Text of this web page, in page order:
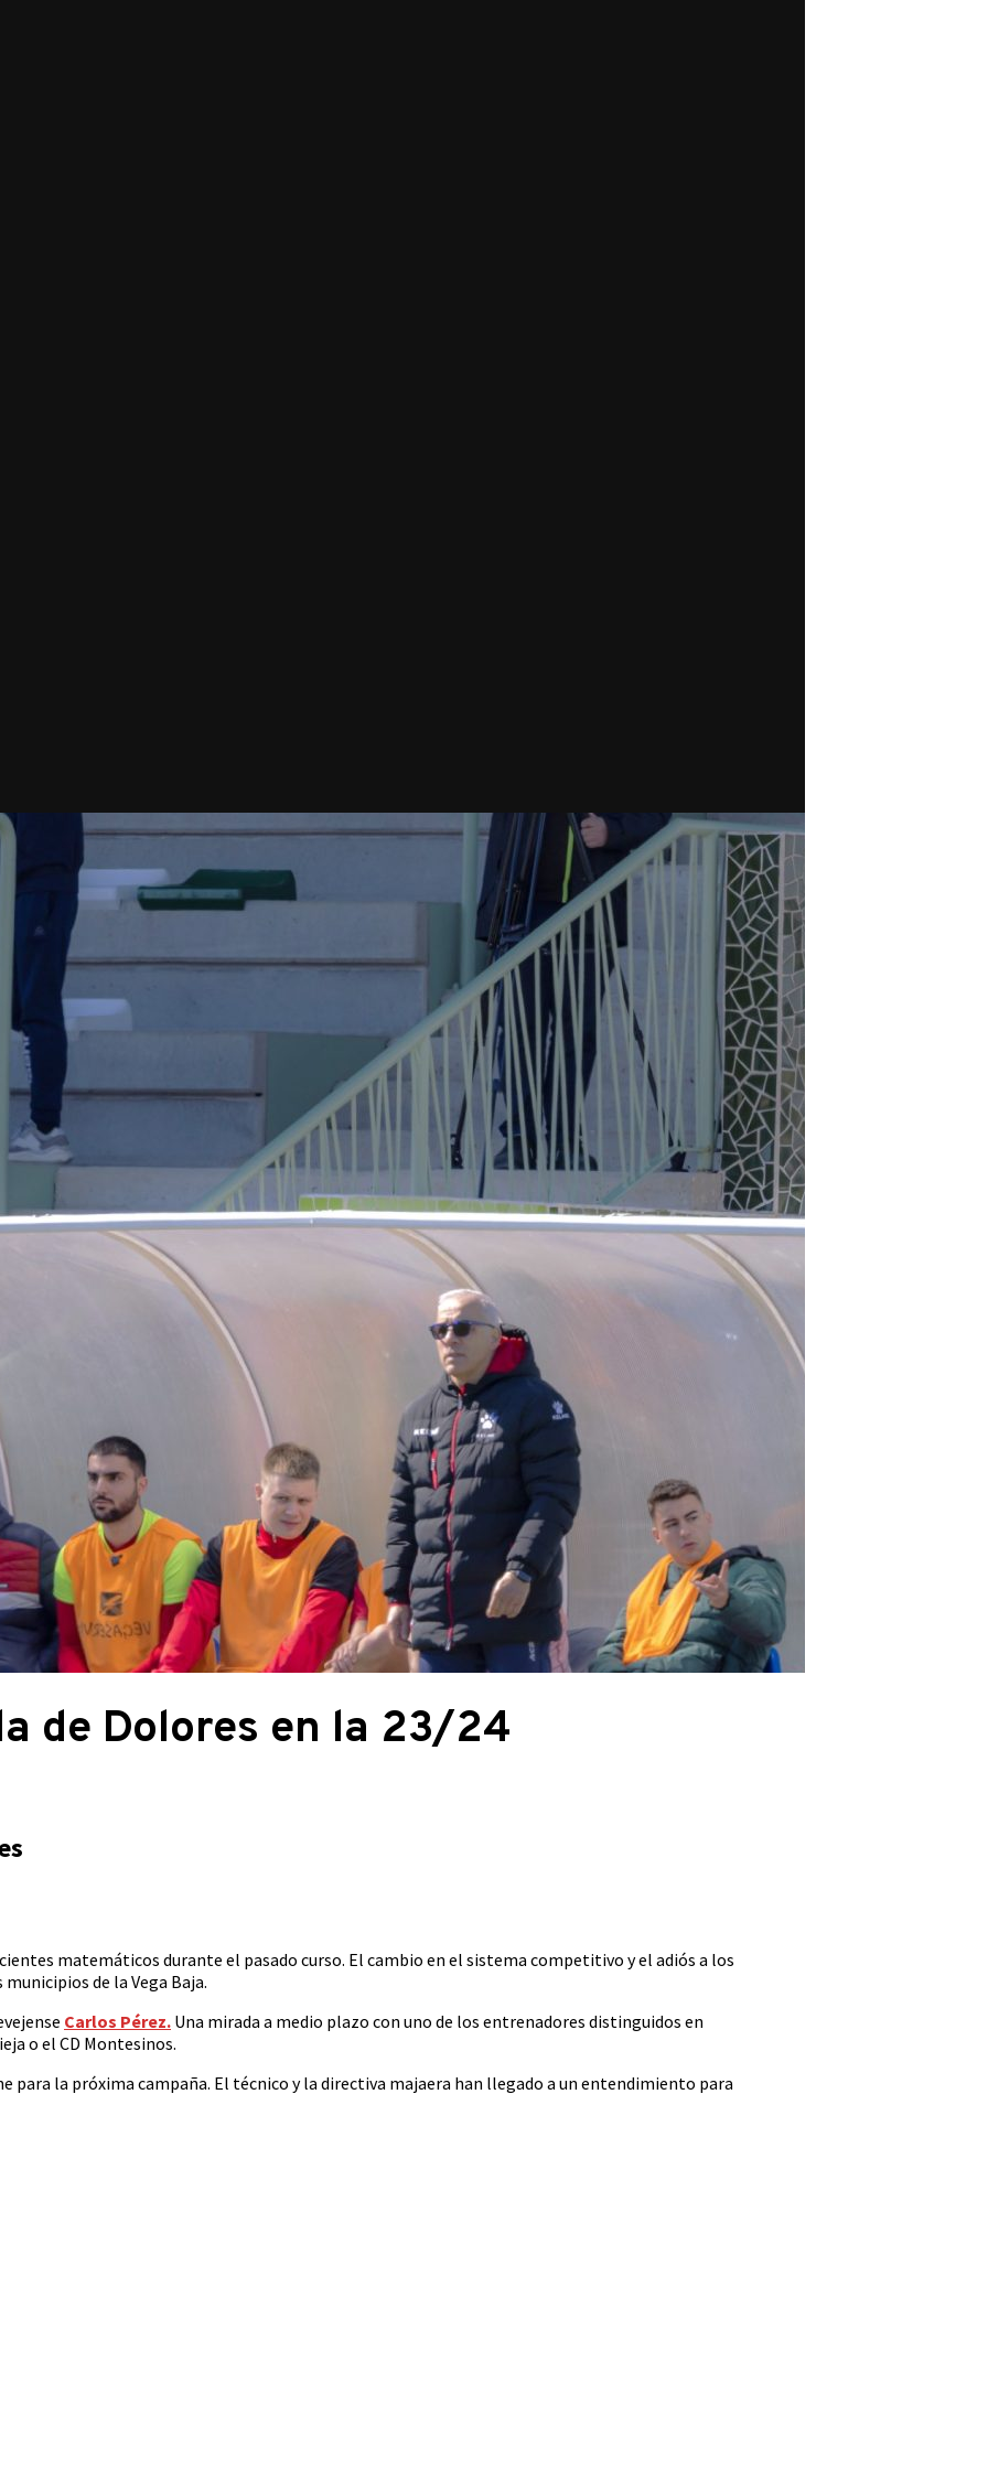
de Dolores en la 23/24
matemáticos durante el pasado curso. El cambio en el sistema competitivo y el adiós a los
de la Vega Baja.
Carlos Pérez. Una mirada a medio plazo con uno de los entrenadores distinguidos en
o el CD Montesinos.
para la próxima campaña. El técnico y la directiva majaera han llegado a un entendimiento para